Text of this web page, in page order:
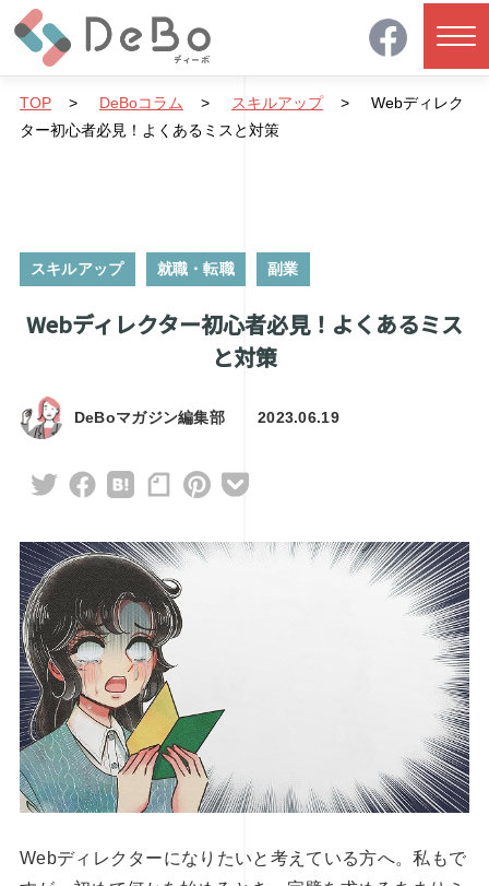
ションの視点から探るデジタ
能性 後編
オンラインで学べる！WEBディ
TOP> DeBoコラム > スキルアップ> Webディレク
ター初心者必見！よくあるミスと対策
スキルアップ 就職・転職 副業
Webディレクター初心者必見！よくあるミス
と対策
DeBoマガジン編集部 2023.06.19
Webディレクターになりたいと考えている方へ。私もで